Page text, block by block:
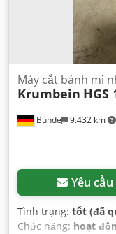
Bünde 9.432 km
Máy cắt bánh mì
Krumbein HGS
Yêu cầu
Tình trạng: tốt (đã
Chức năng: hoạt